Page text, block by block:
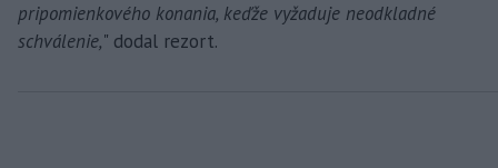
pripomienkového konania, keďže vyžaduje neodkladné
schválenie," dodal rezort.